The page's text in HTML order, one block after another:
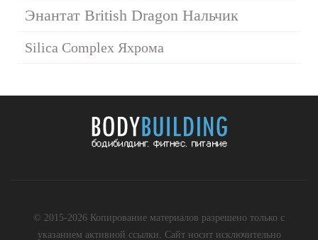
Энантат British Dragon Нальчик
Silica Complex Яхрома
© 2015-2026 Копирование материалов разрешено только с
указанием активной ссылки. Сайт носит исключительно